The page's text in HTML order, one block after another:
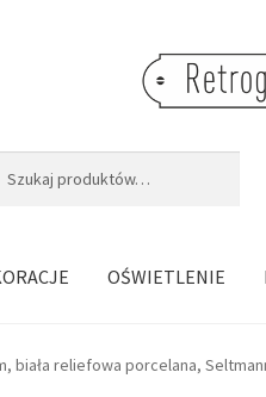
OŚWIETLENIE
biała reliefowa porcelana,